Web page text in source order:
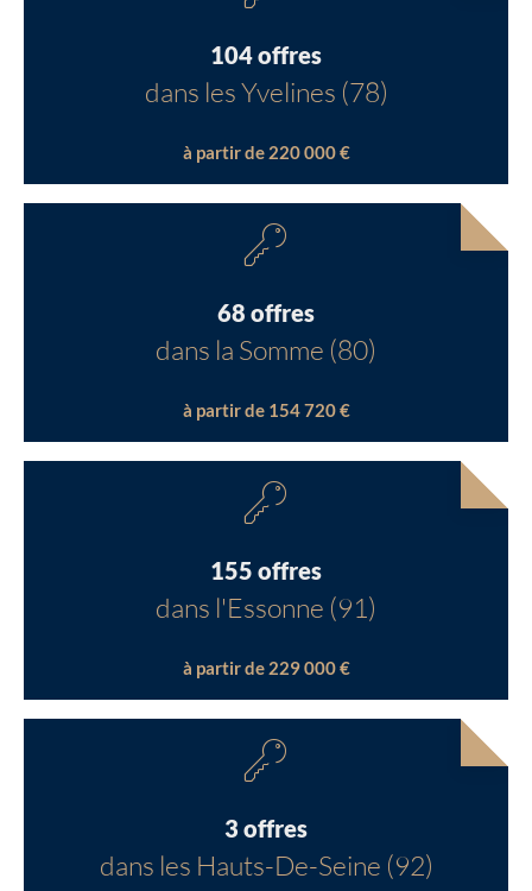
104 offres
dans les Yvelines (78)
à partir de 220 000 €
68 offres
dans la Somme (80)
à partir de 154 720 €
155 offres
dans l'Essonne (91)
à partir de 229 000 €
3 offres
dans les Hauts-De-Seine (92)